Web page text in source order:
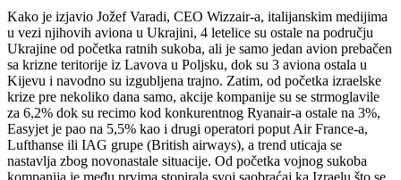
WhatsApp
Kako je izjavio Jožef Varadi, CEO Wizzair-a, italijanskim medijima
u vezi njihovih aviona u Ukrajini, 4 letelice su ostale na području
Ukrajine od početka ratnih sukoba, ali je samo jedan avion prebačen
sa krizne teritorije iz Lavova u Poljsku, dok su 3 aviona ostala u
Kijevu i navodno su izgubljena trajno. Zatim, od početka izraelske
krize pre nekoliko dana samo, akcije kompanije su se strmoglavile
za 6,2% dok su recimo kod konkurentnog Ryanair-a ostale na 3%,
Easyjet je pao na 5,5% kao i drugi operatori poput Air France-a,
Lufthanse ili IAG grupe (British airways), a trend uticaja se
nastavlja zbog novonastale situacije. Od početka vojnog sukoba
kompanija je među prvima stopirala svoj saobraćaj ka Izraelu što se